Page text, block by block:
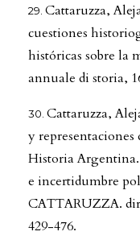
Cattaruzza,
cuestiones
históricas sobre la
annuale di storia,
Cattaruzza,
y
Historia Argentina.
e incertidumbre
CATTARUZZA.
429-476.